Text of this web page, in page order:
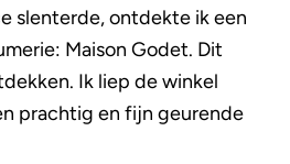
slenterde, ontdekte ik een
Maison Godet. Dit
Ik liep de winkel
prachtig en fijn geurende